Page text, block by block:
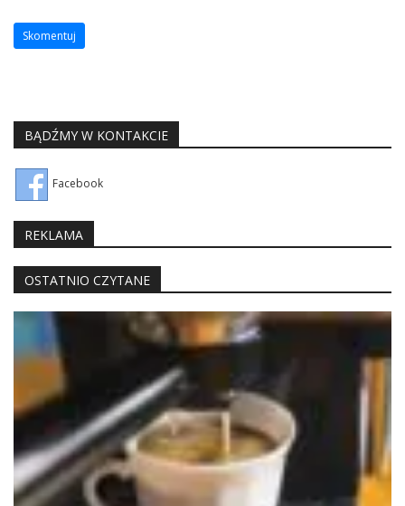
BĄDŹMY W KONTAKCIE
Facebook
REKLAMA
OSTATNIO CZYTANE